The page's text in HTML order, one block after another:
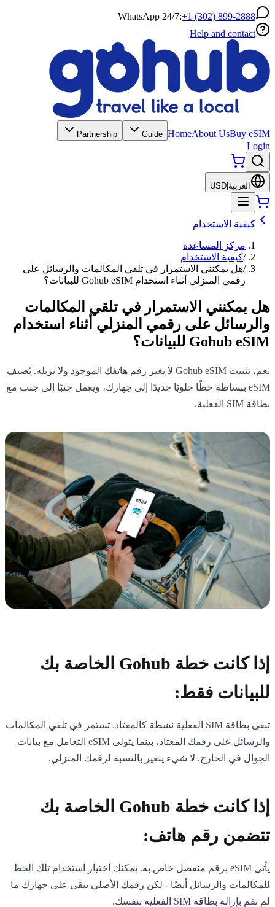
WhatsApp 24/7:+1 (302) 899-2888
Help and contact
HomeAbout UsBuy eSIM
Guide
Partnership
Login
العربية USD
كيفية الاستخدام
مركز المساعدة
/كيفية الاستخدام
/هل يمكنني الاستمرار في تلقي المكالمات والرسائل على
رقمي المنزلي أثناء استخدام Gohub eSIM للبيانات؟
هل يمكنني الاستمرار في تلقي المكالمات
والرسائل على رقمي المنزلي أثناء استخدام
Gohub eSIM للبيانات؟
نعم، تثبيت Gohub eSIM لا يغير رقم هاتفك الموجود ولا يزيله. يُضيف
eSIM ببساطة خطًا خلويًا جديدًا إلى جهازك، ويعمل جنبًا إلى جنب مع
بطاقة SIM الفعلية.
إذا كانت خطة Gohub الخاصة بك
للبيانات فقط:
تبقى بطاقة SIM الفعلية نشطة كالمعتاد. تستمر في تلقي المكالمات
والرسائل على رقمك المعتاد، بينما يتولى eSIM التعامل مع بيانات
الجوال في الخارج. لا شيء يتغير بالنسبة لرقمك المنزلي.
إذا كانت خطة Gohub الخاصة بك
تتضمن رقم هاتف:
يأتي eSIM برقم منفصل خاص به. يمكنك اختيار استخدام تلك الخط
للمكالمات والرسائل أيضًا - لكن رقمك الأصلي يبقى على جهازك ما
لم تقم بإزالة بطاقة SIM الفعلية بنفسك.